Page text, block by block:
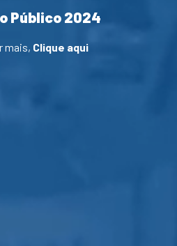
Público 2024
mais, Clique aqui